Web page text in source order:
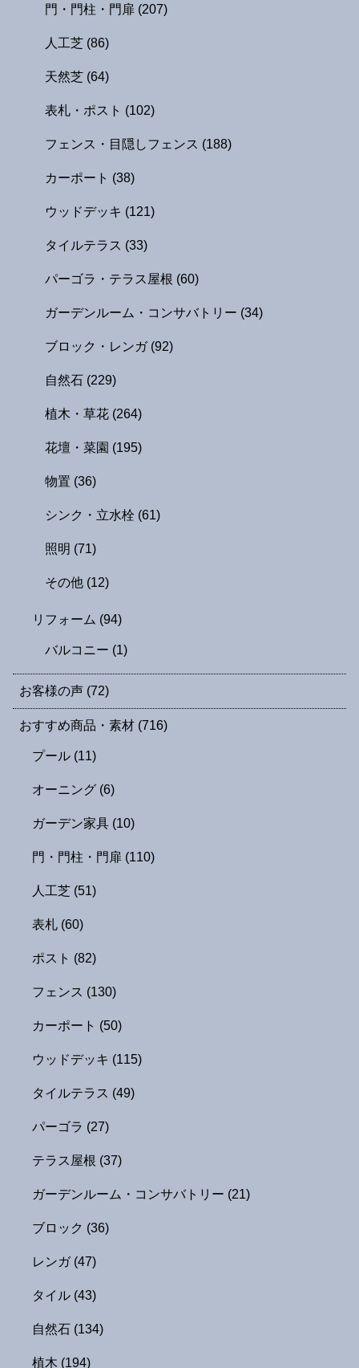
門・門柱・門扉 (207)
人工芝 (86)
天然芝 (64)
表札・ポスト (102)
フェンス・目隠しフェンス (188)
カーポート (38)
ウッドデッキ (121)
タイルテラス (33)
パーゴラ・テラス屋根 (60)
ガーデンルーム・コンサバトリー (34)
ブロック・レンガ (92)
自然石 (229)
植木・草花 (264)
花壇・菜園 (195)
物置 (36)
シンク・立水栓 (61)
照明 (71)
その他 (12)
リフォーム (94)
バルコニー (1)
お客様の声 (72)
おすすめ商品・素材 (716)
プール (11)
オーニング (6)
ガーデン家具 (10)
門・門柱・門扉 (110)
人工芝 (51)
表札 (60)
ポスト (82)
フェンス (130)
カーポート (50)
ウッドデッキ (115)
タイルテラス (49)
パーゴラ (27)
テラス屋根 (37)
ガーデンルーム・コンサバトリー (21)
ブロック (36)
レンガ (47)
タイル (43)
自然石 (134)
植木 (194)